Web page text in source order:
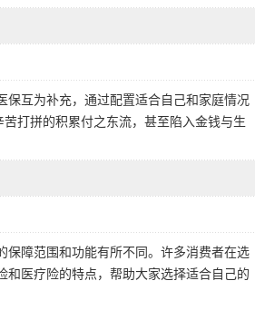
互为补充，通过配置适合自己和家庭情况
打拼的积累付之东流，甚至陷入金钱与生
障范围和功能有所不同。许多消费者在选
医疗险的特点，帮助大家选择适合自己的